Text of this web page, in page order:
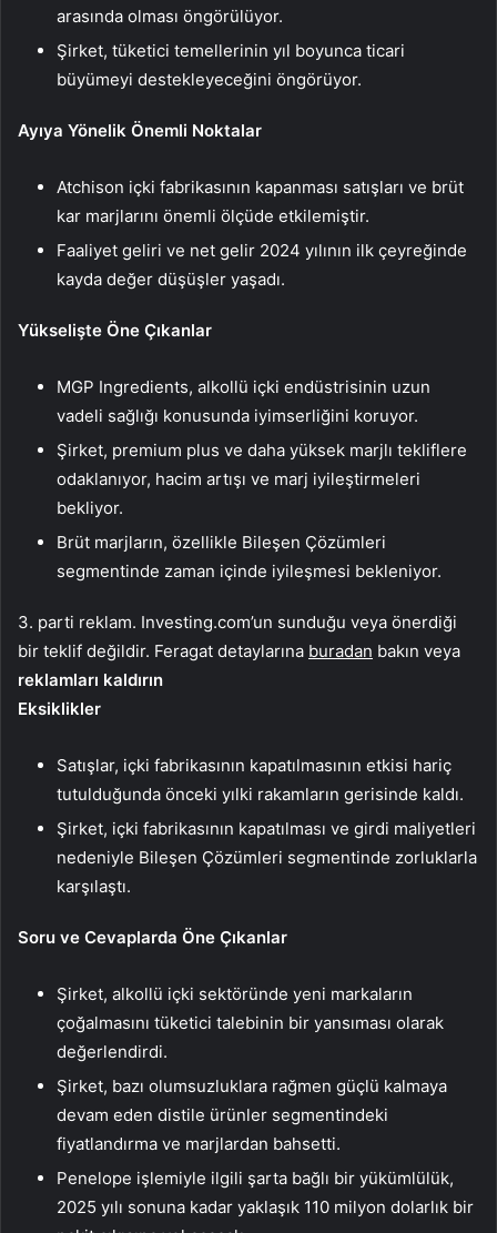
arasında olması öngörülüyor.
Şirket, tüketici temellerinin yıl boyunca ticari
büyümeyi destekleyeceğini öngörüyor.
Ayıya Yönelik Önemli Noktalar
Atchison içki fabrikasının kapanması satışları ve brüt
kar marjlarını önemli ölçüde etkilemiştir.
Faaliyet geliri ve net gelir 2024 yılının ilk çeyreğinde
kayda değer düşüşler yaşadı.
Yükselişte Öne Çıkanlar
MGP Ingredients, alkollü içki endüstrisinin uzun
vadeli sağlığı konusunda iyimserliğini koruyor.
Şirket, premium plus ve daha yüksek marjlı tekliflere
odaklanıyor, hacim artışı ve marj iyileştirmeleri
bekliyor.
Brüt marjların, özellikle Bileşen Çözümleri
segmentinde zaman içinde iyileşmesi bekleniyor.
3. parti reklam. Investing.com’un sunduğu veya önerdiği
bir teklif değildir. Feragat detaylarına buradan bakın veya
reklamları kaldırın
Eksiklikler
Satışlar, içki fabrikasının kapatılmasının etkisi hariç
tutulduğunda önceki yılki rakamların gerisinde kaldı.
Şirket, içki fabrikasının kapatılması ve girdi maliyetleri
nedeniyle Bileşen Çözümleri segmentinde zorluklarla
karşılaştı.
Soru ve Cevaplarda Öne Çıkanlar
Şirket, alkollü içki sektöründe yeni markaların
çoğalmasını tüketici talebinin bir yansıması olarak
değerlendirdi.
Şirket, bazı olumsuzluklara rağmen güçlü kalmaya
devam eden distile ürünler segmentindeki
fiyatlandırma ve marjlardan bahsetti.
Penelope işlemiyle ilgili şarta bağlı bir yükümlülük,
2025 yılı sonuna kadar yaklaşık 110 milyon dolarlık bir